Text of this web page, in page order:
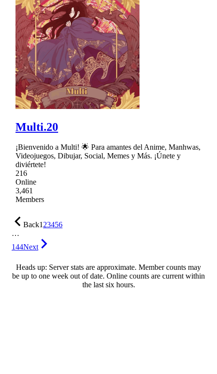
Multi.20
¡Bienvenido a Multi! 🌟 Para amantes del Anime, Manhwas,
Videojuegos, Dibujar, Social, Memes y Más. ¡Únete y
diviértete!
216
Online
3,461
Members
Back123456
…
144Next
Heads up: Server stats are approximate. Member counts may
be up to one week out of date. Online counts are current within
the last six hours.